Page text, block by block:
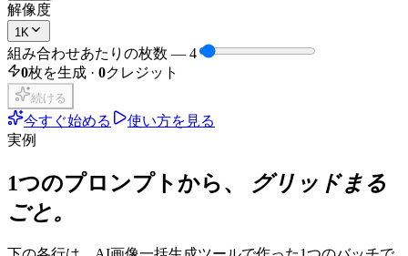
解像度
1K
組み合わせあたりの枚数 — 4
0枚を生成 · 0クレジット
続ける
今すぐ始める
使い方を見る
実例
1つのプロンプトから、
グリッドまる
ごと。